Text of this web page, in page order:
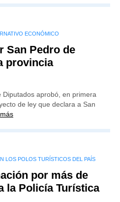
ECONÓMICO
San Pedro de
provincia
Diputados aprobó, en primera
de ley que declara a San
LOS POLOS TURÍSTICOS DEL PAÍS
por más de
la Policía Turística